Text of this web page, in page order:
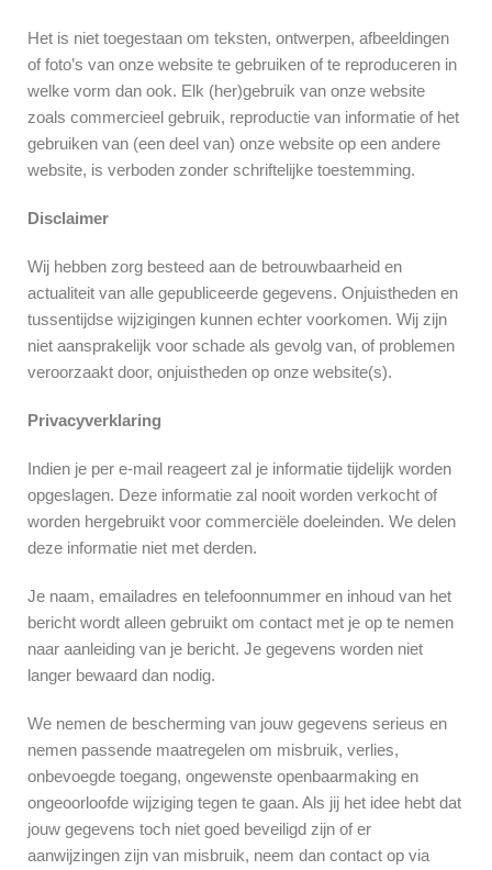
Het is niet toegestaan om teksten, ontwerpen, afbeeldingen
of foto’s van onze website te gebruiken of te reproduceren in
welke vorm dan ook. Elk (her)gebruik van onze website
zoals commercieel gebruik, reproductie van informatie of het
gebruiken van (een deel van) onze website op een andere
website, is verboden zonder schriftelijke toestemming.
Disclaimer
Wij hebben zorg besteed aan de betrouwbaarheid en
actualiteit van alle gepubliceerde gegevens. Onjuistheden en
tussentijdse wijzigingen kunnen echter voorkomen. Wij zijn
niet aansprakelijk voor schade als gevolg van, of problemen
veroorzaakt door, onjuistheden op onze website(s).
Privacyverklaring
Indien je per e-mail reageert zal je informatie tijdelijk worden
opgeslagen. Deze informatie zal nooit worden verkocht of
worden hergebruikt voor commerciële doeleinden. We delen
deze informatie niet met derden.
Je naam, emailadres en telefoonnummer en inhoud van het
bericht wordt alleen gebruikt om contact met je op te nemen
naar aanleiding van je bericht. Je gegevens worden niet
langer bewaard dan nodig.
We nemen de bescherming van jouw gegevens serieus en
nemen passende maatregelen om misbruik, verlies,
onbevoegde toegang, ongewenste openbaarmaking en
ongeoorloofde wijziging tegen te gaan. Als jij het idee hebt dat
jouw gegevens toch niet goed beveiligd zijn of er
aanwijzingen zijn van misbruik, neem dan contact op via